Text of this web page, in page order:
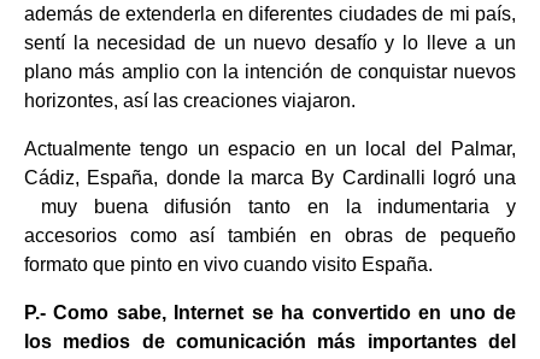
además de extenderla en diferentes ciudades de mi país,
sentí la necesidad de un nuevo desafío y lo lleve a un
plano más amplio con la intención de conquistar nuevos
horizontes, así las creaciones viajaron.
Actualmente tengo un espacio en un local del Palmar,
Cádiz, España, donde l a marca By Cardinalli logró una
muy buena difusión tanto en la indumentaria y
accesorios como así también en obras de pequeño
formato que pinto en vivo cuando visito España.
P.- Como sabe, Internet se ha convertido en uno de
los medios de comunicación más importantes del